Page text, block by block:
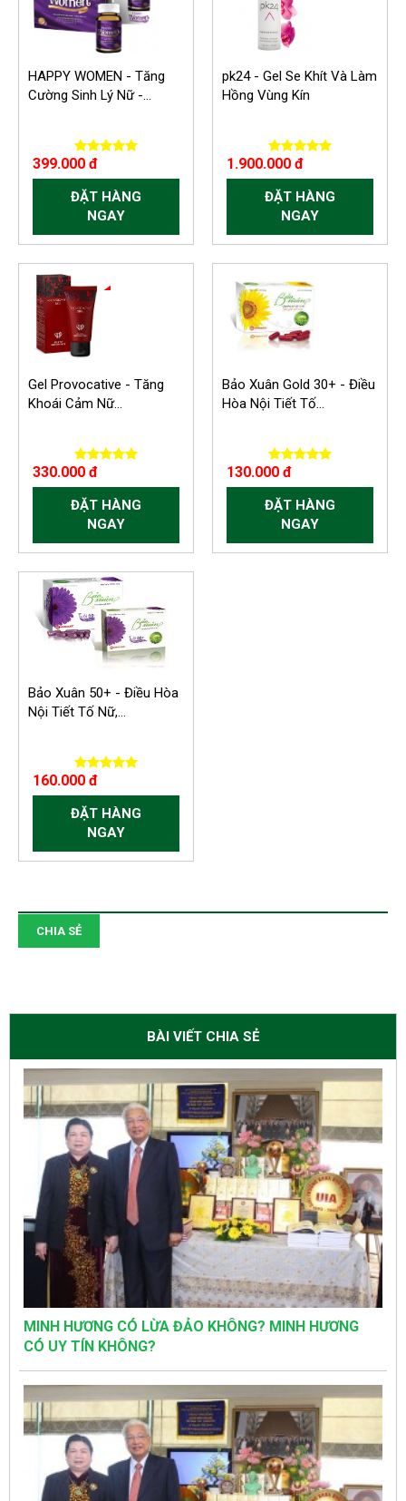
HAPPY WOMEN - Tăng
Cường Sinh Lý Nữ -...
399.000 đ
ĐẶT HÀNG
NGAY
pk24 - Gel Se Khít Và Làm
Hồng Vùng Kín
1.900.000 đ
ĐẶT HÀNG
NGAY
Gel Provocative - Tăng
Khoái Cảm Nữ...
330.000 đ
ĐẶT HÀNG
NGAY
Bảo Xuân Gold 30+ - Điều
Hòa Nội Tiết Tố...
130.000 đ
ĐẶT HÀNG
NGAY
Bảo Xuân 50+ - Điều Hòa
Nội Tiết Tố Nữ,...
160.000 đ
ĐẶT HÀNG
NGAY
CHIA SẺ
BÀI VIẾT CHIA SẺ
MINH HƯƠNG CÓ LỪA ĐẢO KHÔNG? MINH HƯƠNG
CÓ UY TÍN KHÔNG?